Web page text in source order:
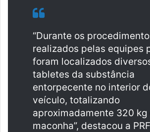
“Durante os
realizados pelas equipes
foram localizados
tabletes da substância
entorpecente no interior
veículo, totalizando
aproximadamente 320 kg
maconha”, destacou a